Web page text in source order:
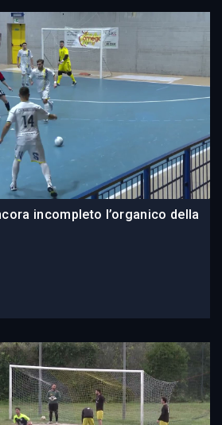
incompleto l’organico della